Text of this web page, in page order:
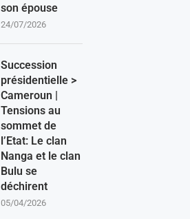
son épouse
24/07/2026
Succession
présidentielle >
Cameroun |
Tensions au
sommet de
l’Etat: Le clan
Nanga et le clan
Bulu se
déchirent
05/04/2026